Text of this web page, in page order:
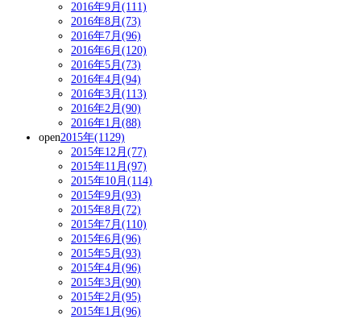
2016年9月(111)
2016年8月(73)
2016年7月(96)
2016年6月(120)
2016年5月(73)
2016年4月(94)
2016年3月(113)
2016年2月(90)
2016年1月(88)
open2015年(1129)
2015年12月(77)
2015年11月(97)
2015年10月(114)
2015年9月(93)
2015年8月(72)
2015年7月(110)
2015年6月(96)
2015年5月(93)
2015年4月(96)
2015年3月(90)
2015年2月(95)
2015年1月(96)